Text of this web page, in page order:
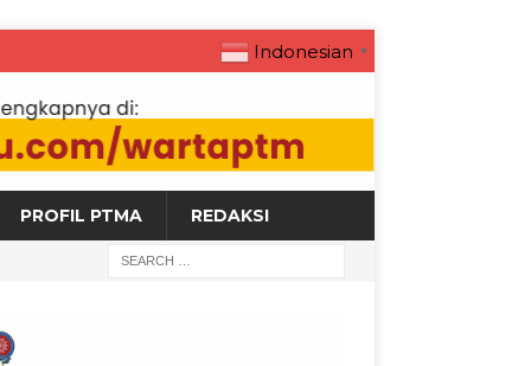
Indonesian ▼
PROFIL PTMA REDAKSI